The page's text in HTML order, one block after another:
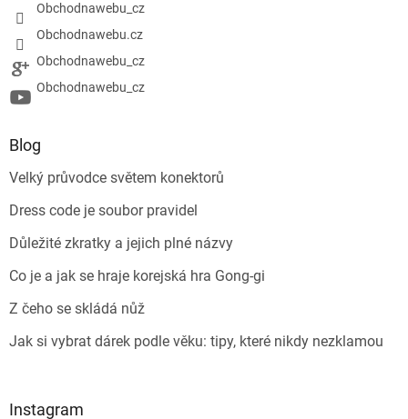
Obchodnawebu_cz
Obchodnawebu.cz
Obchodnawebu_cz
Obchodnawebu_cz
Blog
Velký průvodce světem konektorů
Dress code je soubor pravidel
Důležité zkratky a jejich plné názvy
Co je a jak se hraje korejská hra Gong-gi
Z čeho se skládá nůž
Jak si vybrat dárek podle věku: tipy, které nikdy nezklamou
Instagram